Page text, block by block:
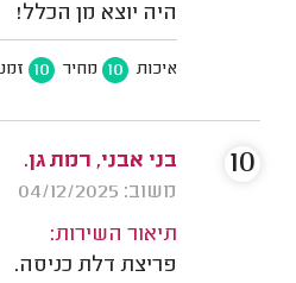
היה יוצא מן הכלל!
איכות 10 מחיר 10
בני אבני, רמת גן.
משוב: 04/12/2025
תיאור השירות:
פריצת דלת כניסה.
10